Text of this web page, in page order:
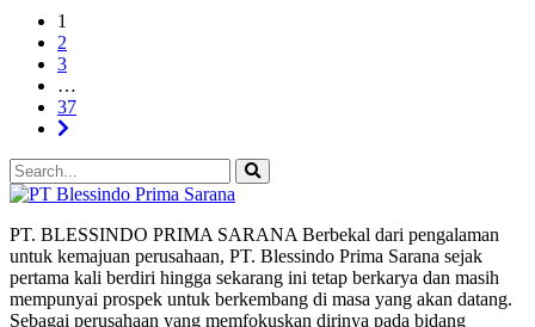
1
2
3
…
37
PT. BLESSINDO PRIMA SARANA Berbekal dari pengalaman
untuk kemajuan perusahaan, PT. Blessindo Prima Sarana sejak
pertama kali berdiri hingga sekarang ini tetap berkarya dan masih
mempunyai prospek untuk berkembang di masa yang akan datang.
Sebagai perusahaan yang memfokuskan dirinya pada bidang